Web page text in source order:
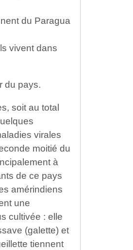
du Paragua
vivent dans
du pays.
soit au total
virales
moitié du
à
de ce pays
amérindiens
une
cultivée : elle
(galette) et
tiennent